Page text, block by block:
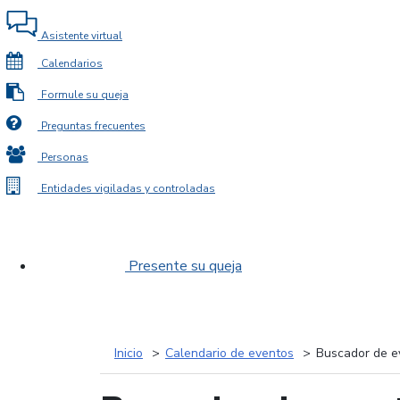
Asistente virtual
Calendarios
Formule su queja
Preguntas frecuentes
Personas
Entidades vigiladas y controladas
Presente su queja
Inicio Calendario de eventos Buscador de